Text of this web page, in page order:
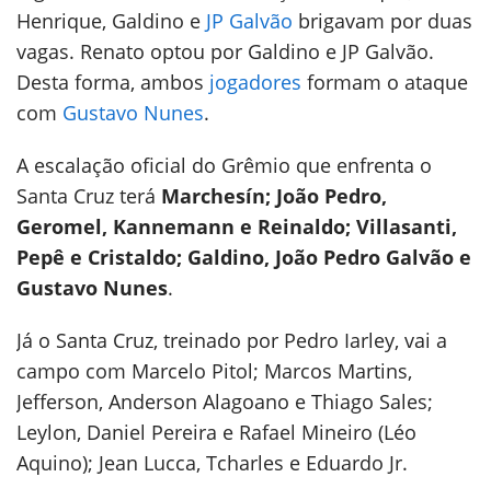
Henrique, Galdino e JP Galvão brigavam por duas
vagas. Renato optou por Galdino e JP Galvão.
Desta forma, ambos jogadores formam o ataque
com Gustavo Nunes.
A escalação oficial do Grêmio que enfrenta o
Santa Cruz terá Marchesín; João Pedro,
Geromel, Kannemann e Reinaldo; Villasanti,
Pepê e Cristaldo; Galdino, João Pedro Galvão e
Gustavo Nunes.
Já o Santa Cruz, treinado por Pedro Iarley, vai a
campo com Marcelo Pitol; Marcos Martins,
Jefferson, Anderson Alagoano e Thiago Sales;
Leylon, Daniel Pereira e Rafael Mineiro (Léo
Aquino); Jean Lucca, Tcharles e Eduardo Jr.